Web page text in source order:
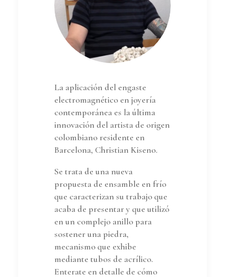
La aplicación del engaste
electromagnético en joyería
contemporánea es la última
innovación del artista de origen
colombiano residente en
Barcelona, Christian Kiseno.
Se trata de una nueva
propuesta de ensamble en frío
que caracterizan su trabajo que
acaba de presentar y que utilizó
en un complejo anillo para
sostener una piedra,
mecanismo que exhibe
mediante tubos de acrílico.
Enterate en detalle de cómo